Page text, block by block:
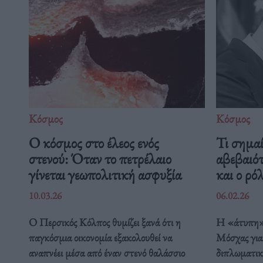
Κόσμος
Ο κόσμος στο έλεος ενός
στενού: Όταν το πετρέλαιο
γίνεται γεωπολιτική ασφυξία
10.03.26
Ο Περσικός Κόλπος θυμίζει ξανά ότι η
παγκόσμια οικονομία εξακολουθεί να
αναπνέει μέσα από έναν στενό θαλάσσιο
Κόσμος
Τι
και ο
06.02.26
Η
Μόσχας για